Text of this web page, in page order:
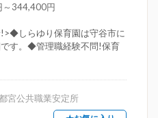
～344,400円
しらゆり保育園は守谷市に
す。◆管理職経験不問!保育
宮公共職業安定所